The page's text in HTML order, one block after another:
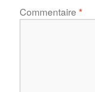
Commentaire *